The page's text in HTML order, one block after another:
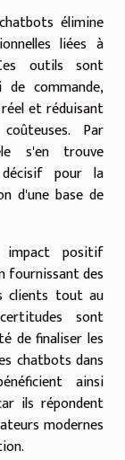
élimine
liées à
outils sont
commande,
et réduisant
Par
s'en trouve
pour la
d'une base de
positif
fournissant des
clients tout au
sont
de finaliser les
chatbots dans
ainsi
ils répondent
modernes